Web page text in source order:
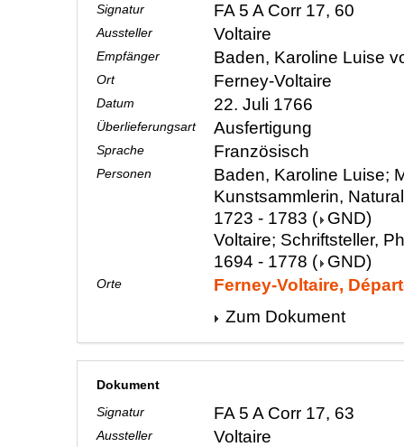
Signatur
FA 5 A Corr 17, 60
Aussteller Voltaire
Empfänger Baden, Karoline Luise
Ort Ferney-Voltaire
Datum 22. Juli 1766
Überlieferungsart Ausfertigung
Sprache Französisch
Personen
Baden, Karoline Luise;
Kunstsammlerin,
1723 - 1783 ( GND)
Voltaire; Schriftsteller,
1694 - 1778 ( GND)
Orte
Ferney-Voltaire,
Zum Dokument
Dokument
Signatur
FA 5 A Corr 17, 63
Aussteller Voltaire